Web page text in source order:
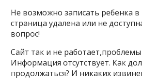
Не возможно записать ребенка в
страница удалена или не
вопрос!
Сайт так и не
Информация отсутствует. Как
продолжаться? И никаких